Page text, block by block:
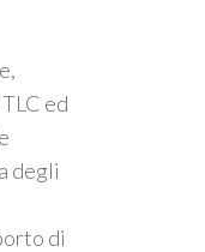
ed
degli
di